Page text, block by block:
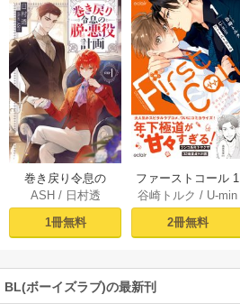
巻き戻り令息の
脱・悪役計画１
ASH / 日村透
1冊無料
ファーストコール 1
～童貞外科医、年
下ヤクザの嫁にさ
れそうです！～
ア限定描き下ろし
谷崎トルク / U-min
2冊無料
BL(ボーイズラブ)の最新刊